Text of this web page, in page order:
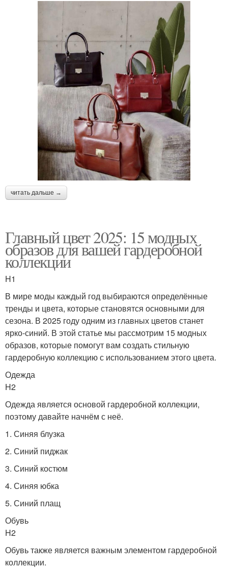
читать дальше →
Главный цвет 2025: 15 модных
образов для вашей гардеробной
коллекции
H1
В мире моды каждый год выбираются определённые
тренды и цвета, которые становятся основными для
сезона. В 2025 году одним из главных цветов станет
ярко-синий. В этой статье мы рассмотрим 15 модных
образов, которые помогут вам создать стильную
гардеробную коллекцию с использованием этого цвета.
Одежда
H2
Одежда является основой гардеробной коллекции,
поэтому давайте начнём с неё.
1. Синяя блузка
2. Синий пиджак
3. Синий костюм
4. Синяя юбка
5. Синий плащ
Обувь
H2
Обувь также является важным элементом гардеробной
коллекции.